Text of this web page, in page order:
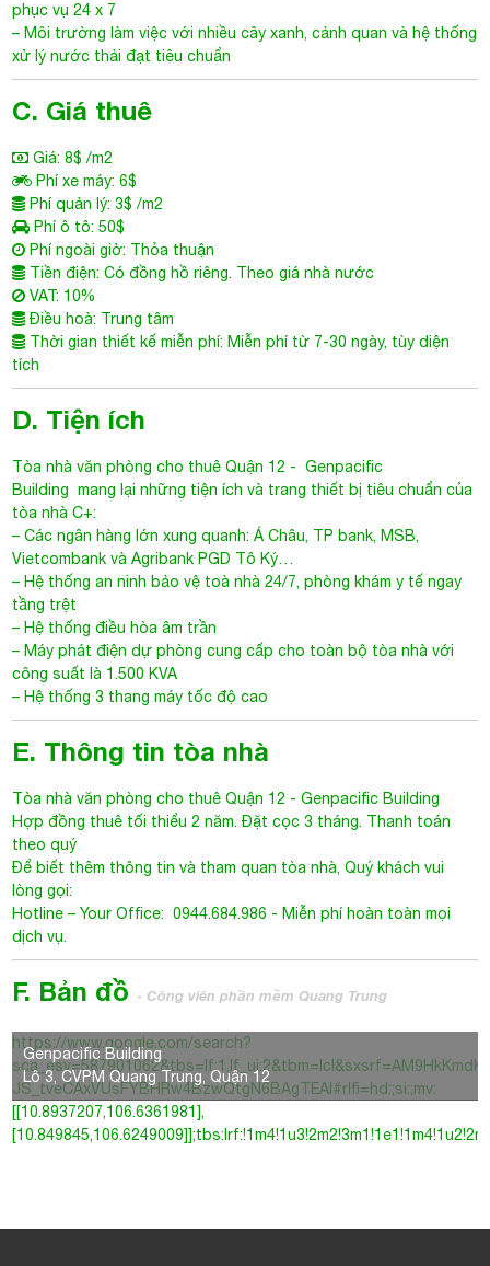
phục vụ 24 x 7
– Môi trường làm việc với nhiều cây xanh, cảnh quan và hệ thống
xử lý nước thải đạt tiêu chuẩn
C. Giá thuê
Giá: 8$ /m2
Phí xe máy: 6$
Phí quản lý: 3$ /m2
Phí ô tô: 50$
Phí ngoài giờ: Thỏa thuận
Tiền điện: Có đồng hồ riêng. Theo giá nhà nước
VAT: 10%
Điều hoà: Trung tâm
Thời gian thiết kế miễn phí: Miễn phí từ 7-30 ngày, tùy diện
tích
D. Tiện ích
Tòa nhà văn phòng cho thuê Quận 12 -Genpacific
Building mang lại những tiện ích và trang thiết bị tiêu chuẩn của
tòa nhà C+:
– Các ngân hàng lớn xung quanh: Á Châu, TP bank, MSB,
Vietcombank và Agribank PGD Tô Ký…
– Hệ thống an ninh bảo vệ toà nhà 24/7, phòng khám y tế ngay
tầng trệt
– Hệ thống điều hòa âm trần
– Máy phát điện dự phòng cung cấp cho toàn bộ tòa nhà với
công suất là 1.500 KVA
– Hệ thống 3 thang máy tốc độ cao
E. Thông tin tòa nhà
Tòa nhà văn phòng cho thuê Quận 12 -Genpacific Building
Hợp đồng thuê tối thiểu 2 năm. Đặt cọc 3 tháng. Thanh toán
theo quý
Để biết thêm thông tin và tham quan tòa nhà, Quý khách vui
lòng gọi:
Hotline – Your Office: 0944.684.986 - Miễn phí hoàn toàn mọi
dịch vụ.
F. Bản đồ- Công viên phần mềm Quang Trung
Genpacific Building
Lô 3, CVPM Quang Trung, Quận 12
https://www.google.com/search?
JS_tveCAxVUsFYBHRw4BzwQtgN6BAgTEAI#rlfi=hd:;si:;mv:
[[10.8937207,106.6361981],